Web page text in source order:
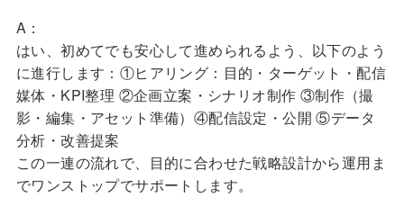
A：
はい、初めてでも安心して進められるよう、以下のよう
に進行します：①ヒアリング：目的・ターゲット・配信
媒体・KPI整理 ②企画立案・シナリオ制作 ③制作（撮
影・編集・アセット準備）④配信設定・公開 ⑤データ
分析・改善提案
この一連の流れで、目的に合わせた戦略設計から運用ま
でワンストップでサポートします。